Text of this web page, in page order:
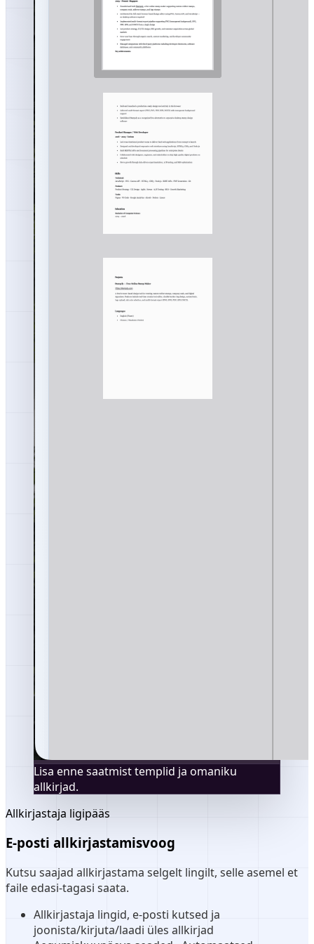
Lisa enne saatmist templid ja omaniku
allkirjad.
Allkirjastaja ligipääs
E-posti allkirjastamisvoog
Kutsu saajad allkirjastama selgelt lingilt, selle asemel et
faile edasi-tagasi saata.
Allkirjastaja lingid, e-posti kutsed ja
joonista/kirjuta/laadi üles allkirjad